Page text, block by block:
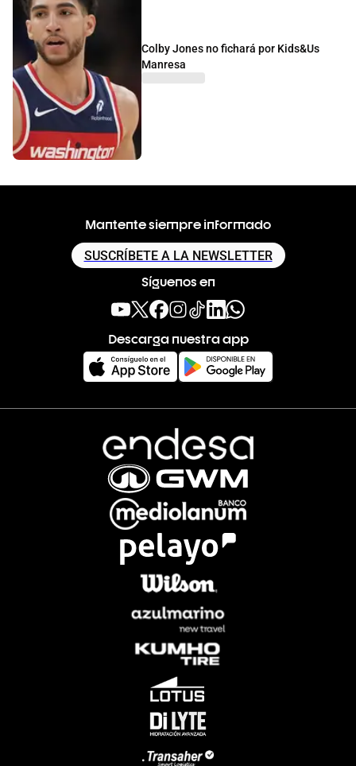
Colby Jones no fichará por Kids&Us
Manresa
Mantente siempre informado
SUSCRÍBETE A LA NEWSLETTER
Síguenos en
Descarga nuestra app